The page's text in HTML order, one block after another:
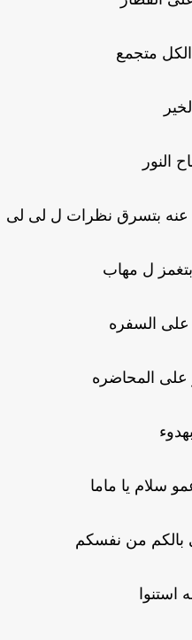
متجمع
بتسرق نظرات ل لى لى
ل مهاب
السفره
المحاضره
سلام يا ماما
بالكم من نفسكم